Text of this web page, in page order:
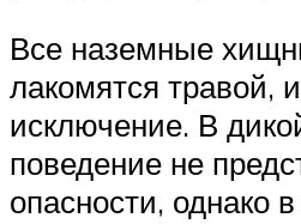
Все наземные
лакомятся травой,
исключение. В
поведение не
опасности, однако в